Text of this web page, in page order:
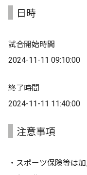
日時
試合開始時間
2024-11-11 09:10:00
終了時間
2024-11-11 11:40:00
注意事項
・スポーツ保険等は